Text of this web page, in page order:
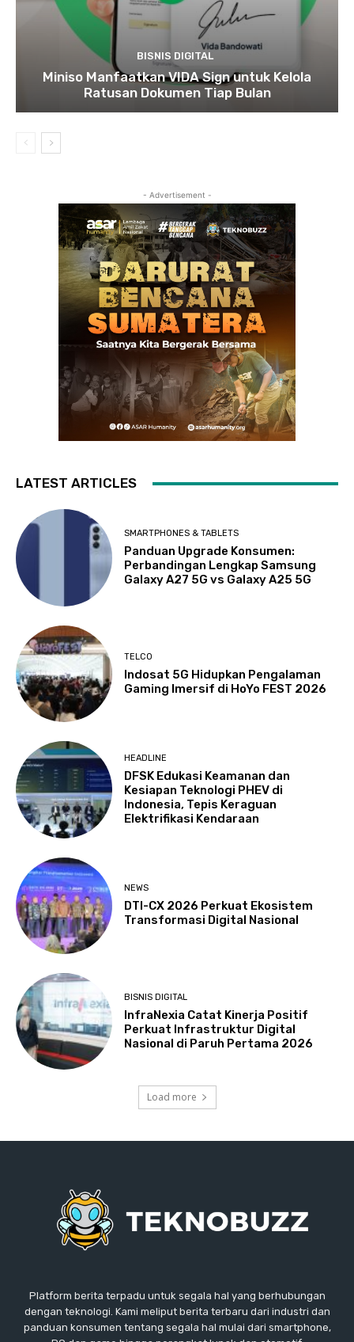
BISNIS DIGITAL
Miniso Manfaatkan VIDA Sign untuk Kelola
Ratusan Dokumen Tiap Bulan
- Advertisement -
LATEST ARTICLES
SMARTPHONES & TABLETS
Panduan Upgrade Konsumen:
Perbandingan Lengkap Samsung
Galaxy A27 5G vs Galaxy A25 5G
TELCO
Indosat 5G Hidupkan Pengalaman
Gaming Imersif di HoYo FEST 2026
HEADLINE
DFSK Edukasi Keamanan dan
Kesiapan Teknologi PHEV di
Indonesia, Tepis Keraguan
Elektrifikasi Kendaraan
NEWS
DTI-CX 2026 Perkuat Ekosistem
Transformasi Digital Nasional
BISNIS DIGITAL
InfraNexia Catat Kinerja Positif
Perkuat Infrastruktur Digital
Nasional di Paruh Pertama 2026
Load more
Platform berita terpadu untuk segala hal yang berhubungan
dengan teknologi. Kami meliput berita terbaru dari industri dan
panduan konsumen tentang segala hal mulai dari smartphone,